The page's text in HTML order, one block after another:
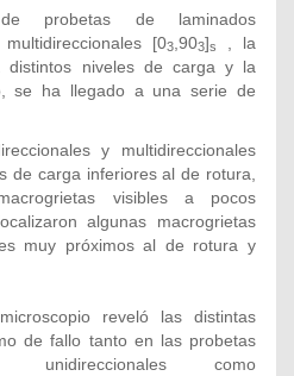
probetas de laminados
[03 ,903]s
, la
distintos niveles de carga y la
se ha llegado a una serie de
y multidireccionales
de carga inferiores al de rotura,
visibles a pocos
algunas macrogrietas
muy próximos al de rotura y
reveló las distintas
de fallo tanto en las probetas
unidireccionales como